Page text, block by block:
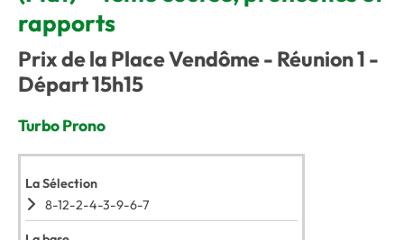
rapports
Prix de la Place Vendôme - Réunion 1 -
Départ 15h15
Turbo Prono
La Sélection
8-12-2-4-3-9-6-7